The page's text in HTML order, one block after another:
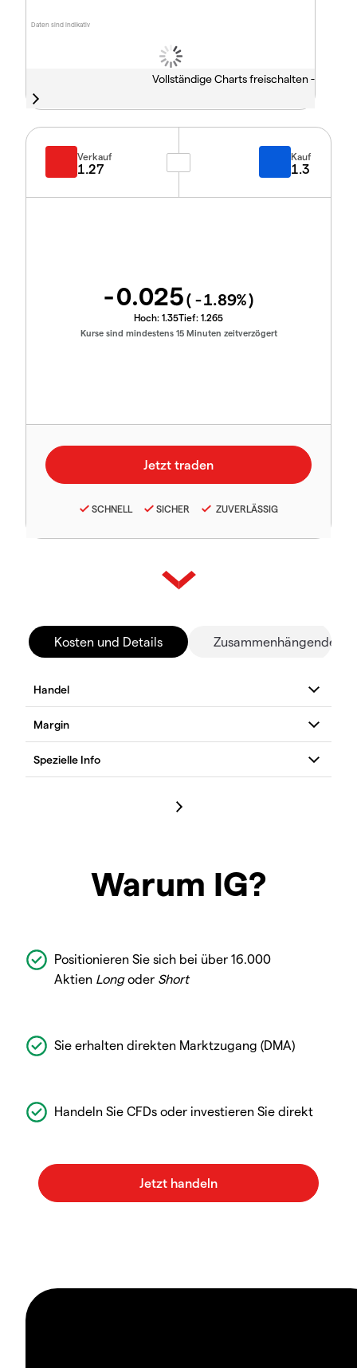
Daten sind indikativ
Vollständige Charts freischalten -
Verkauf
1.27
Kauf
1.3
-0.025( -1.89%)
Hoch: 1.35Tief: 1.265
Kurse sind mindestens 15 Minuten zeitverzögert
SCHNELL SICHER ZUVERLÄSSIG
Kosten und Details Zusammenhängende
Warum IG?
Positionieren Sie sich bei über 16.000
Aktien Longoder Short
Sie erhalten direkten Marktzugang (DMA)
Handeln Sie CFDs oder investieren Sie direkt